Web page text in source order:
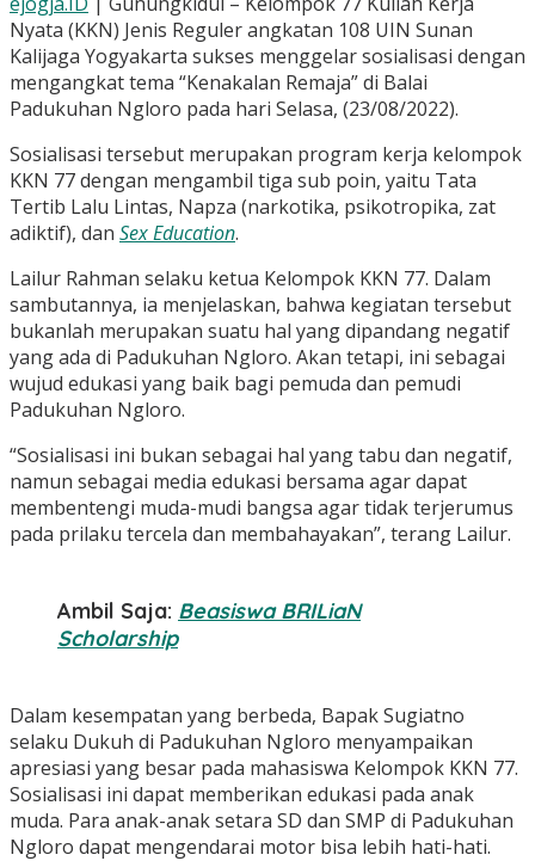
Nyata (KKN) Jenis Reguler angkatan 108 UIN Sunan
Kalijaga Yogyakarta sukses menggelar sosialisasi dengan
mengangkat tema “Kenakalan Remaja” di Balai
Padukuhan Ngloro pada hari Selasa, (23/08/2022).
Sosialisasi tersebut merupakan program kerja kelompok
KKN 77 dengan mengambil tiga sub poin, yaitu Tata
Tertib Lalu Lintas, Napza (narkotika, psikotropika, zat
adiktif), dan Sex Education.
Lailur Rahman selaku ketua Kelompok KKN 77. Dalam
sambutannya, ia menjelaskan, bahwa kegiatan tersebut
bukanlah merupakan suatu hal yang dipandang negatif
yang ada di Padukuhan Ngloro. Akan tetapi, ini sebagai
wujud edukasi yang baik bagi pemuda dan pemudi
Padukuhan Ngloro.
“Sosialisasi ini bukan sebagai hal yang tabu dan negatif,
namun sebagai media edukasi bersama agar dapat
membentengi muda-mudi bangsa agar tidak terjerumus
pada prilaku tercela dan membahayakan”, terang Lailur.
Ambil Saja: Beasiswa BRILiaN
Scholarship
Dalam kesempatan yang berbeda, Bapak Sugiatno
selaku Dukuh di Padukuhan Ngloro menyampaikan
apresiasi yang besar pada mahasiswa Kelompok KKN 77.
Sosialisasi ini dapat memberikan edukasi pada anak
muda. Para anak-anak setara SD dan SMP di Padukuhan
Ngloro dapat mengendarai motor bisa lebih hati-hati.